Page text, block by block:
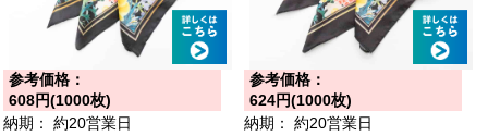
参考価格：
608円(1000枚)
納期：
約20営業日
参考価格：
624円(1000枚)
納期：
約20営業日